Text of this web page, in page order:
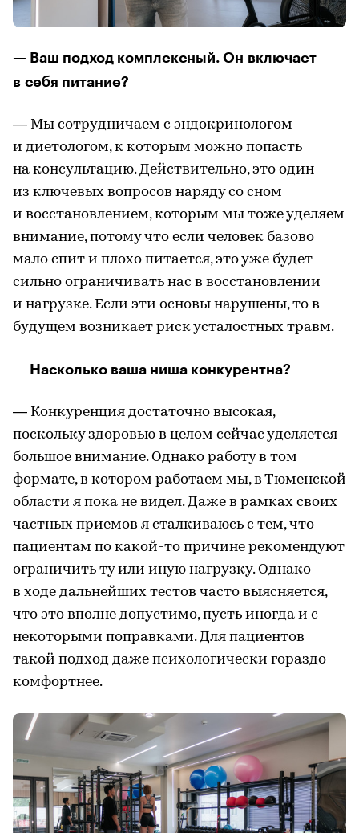
— Ваш подход комплексный. Он включает
в себя питание?
— Мы сотрудничаем с эндокринологом
и диетологом, к которым можно попасть
на консультацию. Действительно, это один
из ключевых вопросов наряду со сном
и восстановлением, которым мы тоже уделяем
внимание, потому что если человек базово
мало спит и плохо питается, это уже будет
сильно ограничивать нас в восстановлении
и нагрузке. Если эти основы нарушены, то в
будущем возникает риск усталостных травм.
— Насколько ваша ниша конкурентна?
— Конкуренция достаточно высокая,
поскольку здоровью в целом сейчас уделяется
большое внимание. Однако работу в том
формате, в котором работаем мы, в Тюменской
области я пока не видел. Даже в рамках своих
частных приемов я сталкиваюсь с тем, что
пациентам по какой-то причине рекомендуют
ограничить ту или иную нагрузку. Однако
в ходе дальнейших тестов часто выясняется,
что это вполне допустимо, пусть иногда и с
некоторыми поправками. Для пациентов
такой подход даже психологически гораздо
комфортнее.